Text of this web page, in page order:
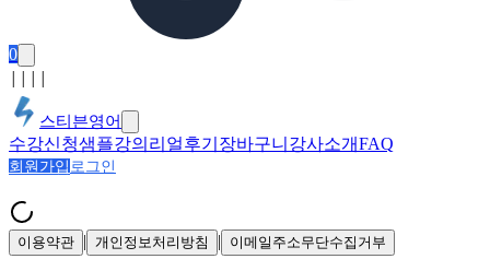
0
스티븐영어
수강신청샘플강의 리얼후기 장바구니 강사소개FAQ
회원가입 로그인
이용약관 | 개인정보처리방침 | 이메일주소무단수집거부